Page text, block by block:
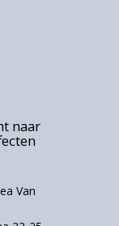
de
deed een
UMC en
een
naar
Van